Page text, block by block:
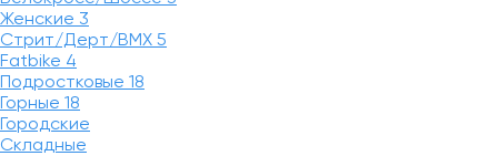
Женские 3
Стрит/Дерт/BMX 5
Fatbike 4
Подростковые 18
Горные 18
Городские
Складные